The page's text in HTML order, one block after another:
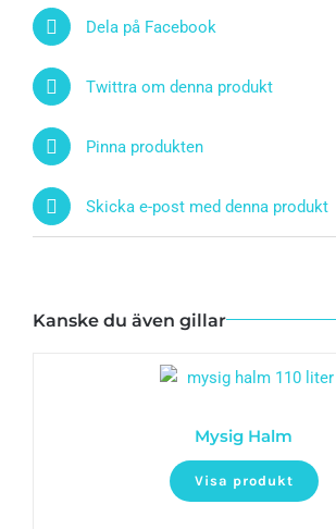
Dela på Facebook
Twittra om denna produkt
Pinna produkten
Skicka e-post med denna produkt
Kanske du även gillar
Mysig Halm
Visa produkt